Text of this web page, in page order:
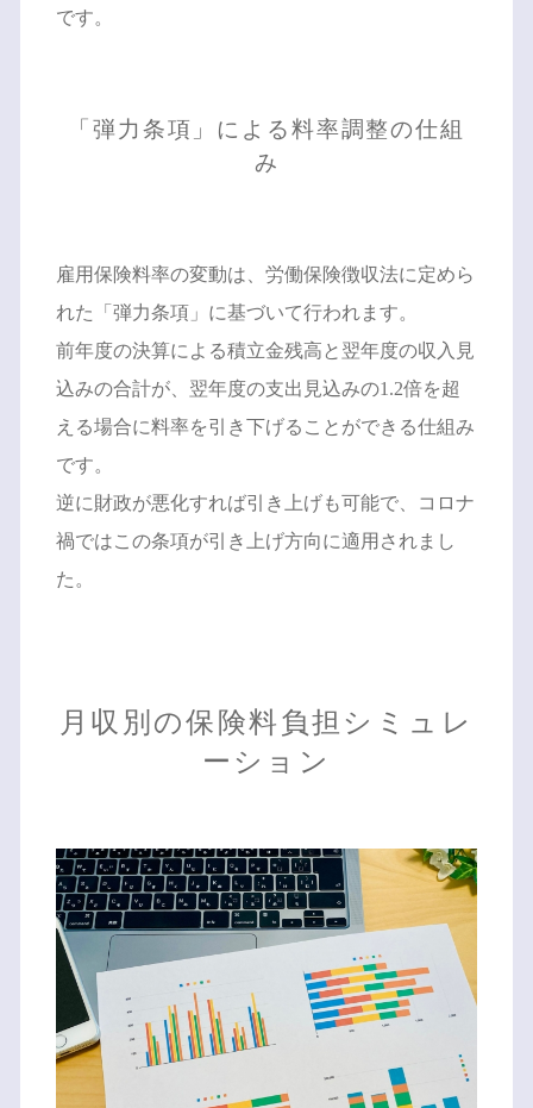
です。
「弾力条項」による料率調整の仕組
み
雇用保険料率の変動は、労働保険徴収法に定めら
れた「弾力条項」に基づいて行われます。
前年度の決算による積立金残高と翌年度の収入見
込みの合計が、翌年度の支出見込みの1.2倍を超
える場合に料率を引き下げることができる仕組み
です。
逆に財政が悪化すれば引き上げも可能で、コロナ
禍ではこの条項が引き上げ方向に適用されまし
た。
月収別の保険料負担シミュレ
ーション